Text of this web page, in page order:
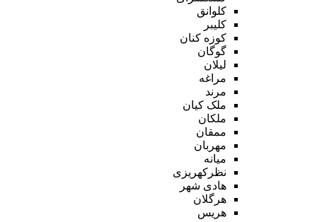
کلوانق
کلیبر
کوزه کنان
گوگان
لیلان
مراغه
مرند
ملک کیان
ملکان
ممقان
مهربان
میانه
نظرکهریزی
هادی شهر
هرگلان
هریس